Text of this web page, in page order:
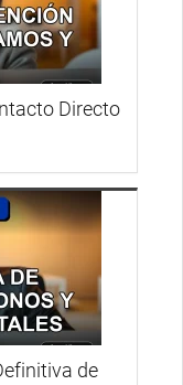
Directo
de